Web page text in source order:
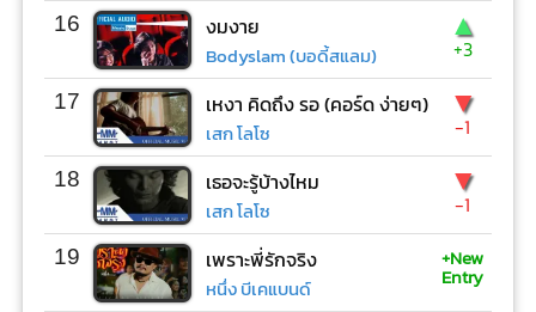
16 งมงาย
Bodyslam (บอดี้สแลม)
▲
+3
17 เหงา คิดถึง รอ (คอร์ด ง่ายๆ)
เสก โลโซ
▼
-1
18 เธอจะรู้บ้างไหม
เสก โลโซ
▼
-1
19 เพราะพี่รักจริง
หนึ่ง บีเคแบนด์
+New
Entry